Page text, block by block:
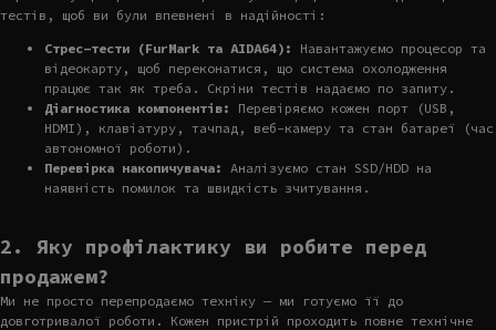
тестів, щоб ви були впевнені в надійності:
Стрес-тести (FurMark та AIDA64):
Навантажуємо процесор та
відеокарту, щоб переконатися, що система охолодження
працює так як треба. Скріни тестів надаємо по запиту.
Діагностика компонентів:
Перевіряємо кожен порт (USB,
HDMI), клавіатуру, тачпад, веб-камеру та стан батареї (час
автономної роботи).
Перевірка накопичувача:
Аналізуємо стан SSD/HDD на
наявність помилок та швидкість зчитування.
2. Яку профілактику ви робите перед
продажем?
Ми не просто перепродаємо техніку — ми готуємо її до
довготривалої роботи. Кожен пристрій проходить повне технічне